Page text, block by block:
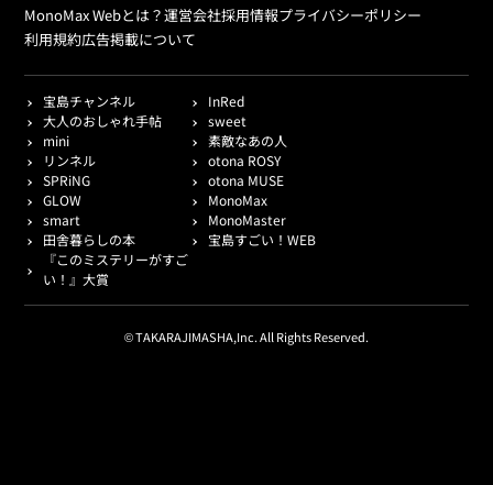
MonoMax Webとは？運営会社採用情報プライバシーポリシー
利用規約広告掲載について
宝島チャンネル
InRed
大人のおしゃれ手帖
sweet
mini
素敵なあの人
リンネル
otona ROSY
SPRiNG
otona MUSE
GLOW
MonoMax
smart
MonoMaster
田舎暮らしの本
宝島すごい！WEB
『このミステリーがすご
い！』大賞
© TAKARAJIMASHA,Inc. All Rights Reserved.